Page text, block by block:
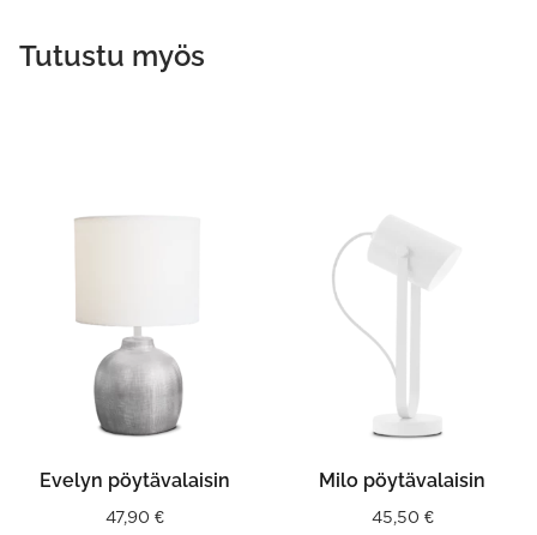
Tutustu myös
Evelyn pöytävalaisin
47,90 €
multiple
chosen
on
product
Milo pöytävalaisin
45,50 €